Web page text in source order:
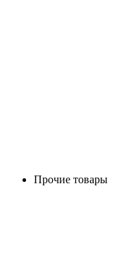
Прочие товары